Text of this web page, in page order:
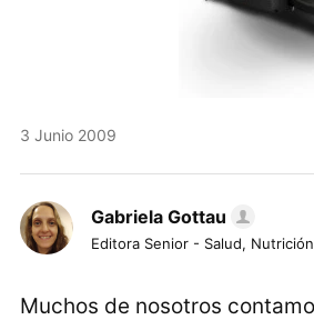
3 Junio 2009
Gabriela Gottau
Editora Senior - Salud,
Muchos de nosotros